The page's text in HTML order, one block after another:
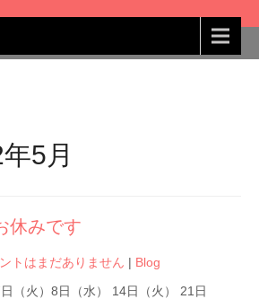
5月
休みです
トはまだありません | Blog
（火）8日（水） 14日（火） 21日